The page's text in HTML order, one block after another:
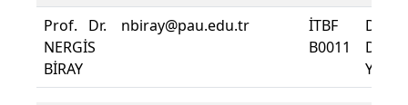
Prof. Dr.
NERGİS
BİRAY
nbiray@pau.edu.tr
İTBF
B0011